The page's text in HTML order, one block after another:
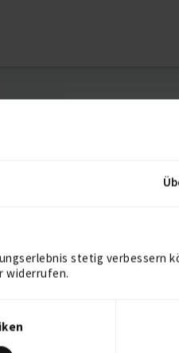
stetig verbessern
widerrufen.
Marketing und Social Media